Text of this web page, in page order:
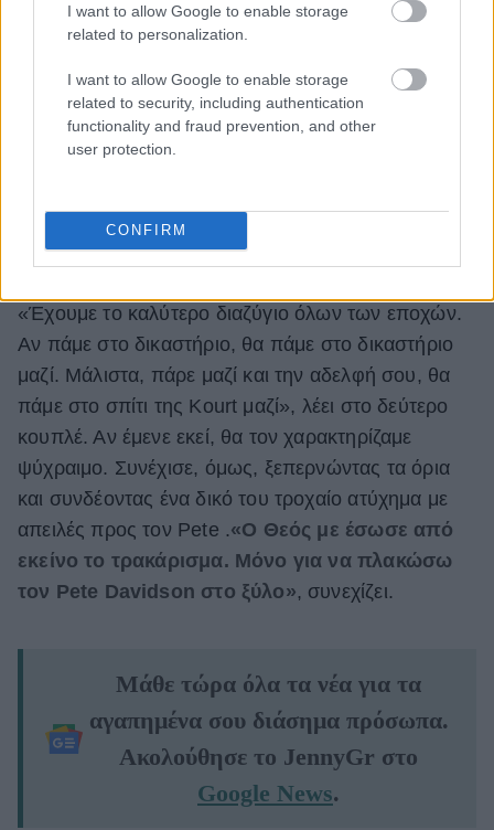
I want to allow Google to enable storage
related to personalization.
I want to allow Google to enable storage
related to security, including authentication
functionality and fraud prevention, and other
user protection.
CONFIRM
Το νέο τραγούδι τουKanye West με τίτλο
«Eazy»
μόλις κυκλοφόρησε και είναι γεμάτο αναφορές στην
πρώην σύζυγό του,
Kim Kardashian
στόχαστρο τον νέο της αγαπημένο,
Davidson.
«Έχουμε το καλύτερο διαζύγιο όλων των εποχών.
Αν πάμε στο δικαστήριο, θα πάμε στο δικαστήριο
μαζί. Μάλιστα, πάρε μαζί και την αδελφή σου, θα
πάμε στο σπίτι της Kourt μαζί», λέει στο δεύτερο
κουπλέ. Αν έμενε εκεί, θα τον χαρακτηρίζαμε
ψύχραιμο. Συνέχισε, όμως, ξεπερνώντας τα όρια
και συνδέοντας ένα δικό του τροχαίο ατύχημα με
απειλές προς τον Pete .«Ο Θεός με έσωσε από
εκείνο το τρακάρισμα. Μόνο για να πλακώσω
τον Pete Davidson στο ξύλο», συνεχίζει.
Μάθε τώρα όλα τα νέα για τα
αγαπημένα σου διάσημα πρόσωπα.
Ακολούθησε το JennyGr στο
Google News.